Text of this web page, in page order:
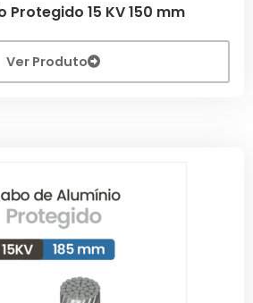
Protegido 15 KV 150 mm
Ver Produto